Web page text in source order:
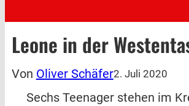
Leone in der
Von Oliver Schäfer2. Juli 2020
Sechs Teenager stehen im